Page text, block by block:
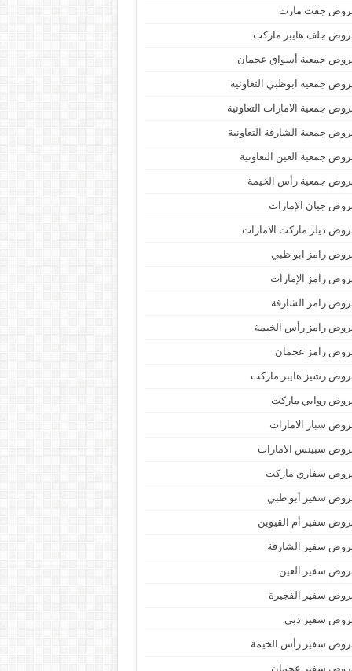
جفت مارت
جلف هايبر ماركت
جمعية أسواق عجمان
جمعية ابوظبي التعاونية
جمعية الامارات التعاونية
جمعية الشارقة التعاونية
جمعية العين التعاونية
جمعية رأس الخيمة
جيان الإمارات
ديلز ماركت الامارات
رامز ابو ظبي
رامز الإمارات
رامز الشارقة
رامز رأس الخيمة
رامز عجمان
رشيز هايبر ماركت
روابي ماركت
سبار الامارات
سبينس الامارات
سفاري ماركت
سفير أبو ظبي
سفير أم القيوين
سفير الشارقة
سفير العين
سفير الفجيرة
سفير دبي
سفير رأس الخيمة
سفير عجمان